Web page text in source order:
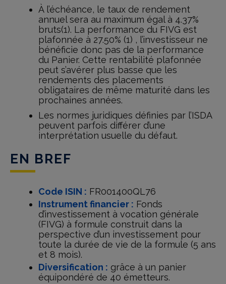
À l’échéance, le taux de rendement
annuel sera au maximum égal à 4.37%
bruts(1). La performance du FIVG est
plafonnée à 27.50% (1) , l’investisseur ne
bénéficie donc pas de la performance
du Panier. Cette rentabilité plafonnée
peut s’avérer plus basse que les
rendements des placements
obligataires de même maturité dans les
prochaines années.
Les normes juridiques définies par l’ISDA
peuvent parfois différer d’une
interprétation usuelle du défaut.
EN BREF
Code ISIN : FR001400QL76
Instrument financier : Fonds
d’investissement à vocation générale
(FIVG) à formule construit dans la
perspective d’un investissement pour
toute la durée de vie de la formule (5 ans
et 8 mois).
Diversification : grâce à un panier
équipondéré de 40 émetteurs.